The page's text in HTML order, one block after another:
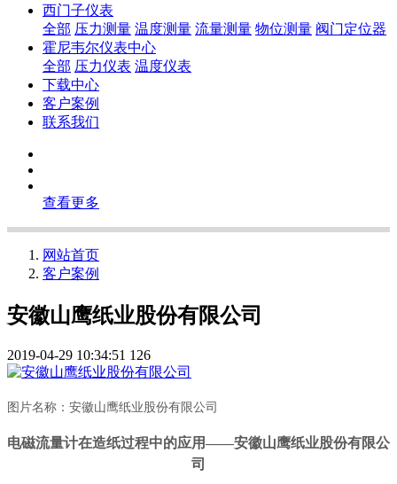
西门子仪表
全部 压力测量 温度测量 流量测量 物位测量 阀门定位器
霍尼韦尔仪表中心
全部 压力仪表 温度仪表
下载中心
客户案例
联系我们
查看更多
网站首页
客户案例
安徽山鹰纸业股份有限公司
2019-04-29 10:34:51 126
图片名称：安徽山鹰纸业股份有限公司
电磁流量计在造纸过程中的应用——安徽山鹰纸业股份有限公
司